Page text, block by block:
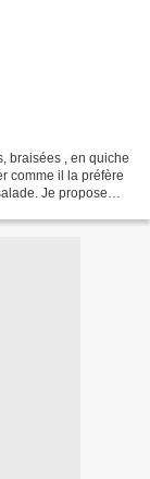
braisées , en quiche
comme il la préfère
Je propose